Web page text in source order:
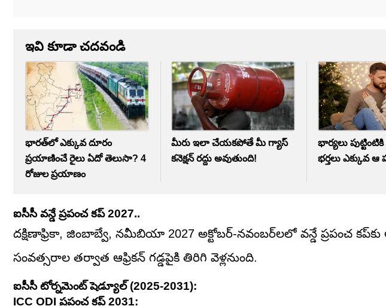
ఇవి కూడా చదవండి
భారత్‌లో ఎక్కువ దూరం
ప్రయాణించే రైలు ఏదో తెలుసా? 4
రోజుల ప్రయాణం
మీరు ఇలా చేయకపోతే మీ గ్యాస్
కనెక్షన్‌ రద్దు అవుతుంది!
భార్యలు
భర్తలు ఎక్కువ ఆ
ఐసీసీ వన్డే ప్రపంచ కప్ 2027..
దక్షిణాఫ్రికా, జింబాబ్వే, నమీబియా 2027 అక్టోబర్-నవంబర్‌లలో వన్డే ప్రపంచ
సంవత్సరాల తర్వాత ఆఫ్రికన్ గడ్డపైకి తిరిగి వెళ్లనుంది.
ఐసీసీ టోర్నమెంట్ షెడ్యూల్ (2025-2031):
ICC ODI ప్రపంచ కప్ 2031: